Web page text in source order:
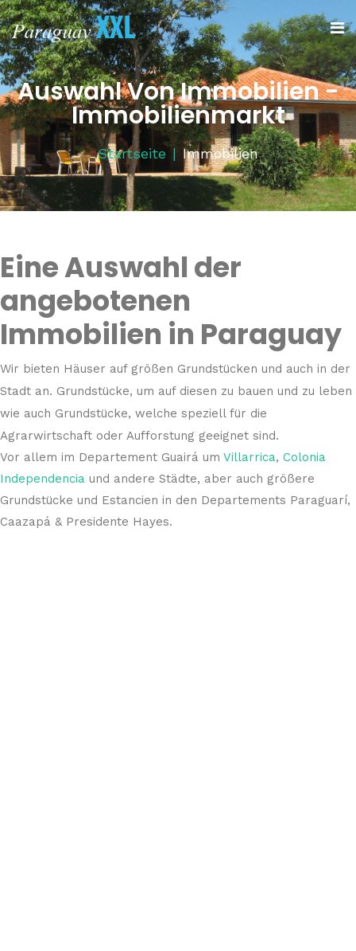
Auswahl Von Immobilien -
Immobilienmarkt
Startseite Immobilien
Eine Auswahl der
angebotenen
Immobilien in Paraguay
Wir bieten Häuser auf größen Grundstücken und auch in der
Stadt an. Grundstücke, um auf diesen zu bauen und zu leben
wie auch Grundstücke, welche speziell für die
Agrarwirtschaft oder Aufforstung geeignet sind.
Vor allem im Departement Guairá um Villarrica, Colonia
Independencia und andere Städte, aber auch größere
Grundstücke und Estancien in den Departements Paraguarí,
Caazapá & Presidente Hayes.